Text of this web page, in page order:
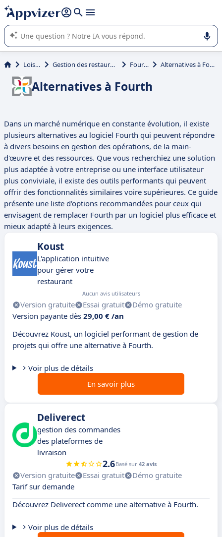
répondre (plusieurs lignes avec
L'IA de Appvizer vous guide dans l'utilisation ou la sélection de
logiciel SaaS en entreprise.
Loisirs Gestion des restaurants Fourth Alternatives à Fourth
Alternatives à Fourth
Dans un marché numérique en constante évolution, il existe
plusieurs alternatives au logiciel Fourth qui peuvent répondre
à divers besoins en gestion des opérations, de la main-
d'œuvre et des ressources. Que vous recherchiez une solution
plus adaptée à votre entreprise ou une interface utilisateur
plus conviviale, il existe des outils performants qui peuvent
offrir des fonctionnalités similaires voire supérieures. Ce guide
présente une liste d'options recommandées pour ceux qui
envisagent de remplacer Fourth par un logiciel plus efficace et
mieux adapté à leurs exigences.
Koust
L'application intuitive
pour gérer votre
restaurant
Aucun avis utilisateurs
Version gratuite Essai gratuit
Démo gratuite
Version payante dès 29,00 € /an
Découvrez Koust, un logiciel performant de gestion de
projets qui offre une alternative à Fourth.
Voir plus de détails
En savoir plus
Deliverect
gestion des commandes
des plateformes de
livraison
2.6Basé sur 42 avis
Version gratuite Essai gratuit
Démo gratuite
Tarif sur demande
Découvrez Deliverect comme une alternative à Fourth.
Voir plus de détails